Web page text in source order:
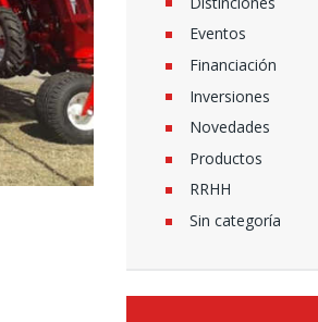
Eventos
Financiación
Inversiones
Novedades
Productos
RRHH
Sin categoría